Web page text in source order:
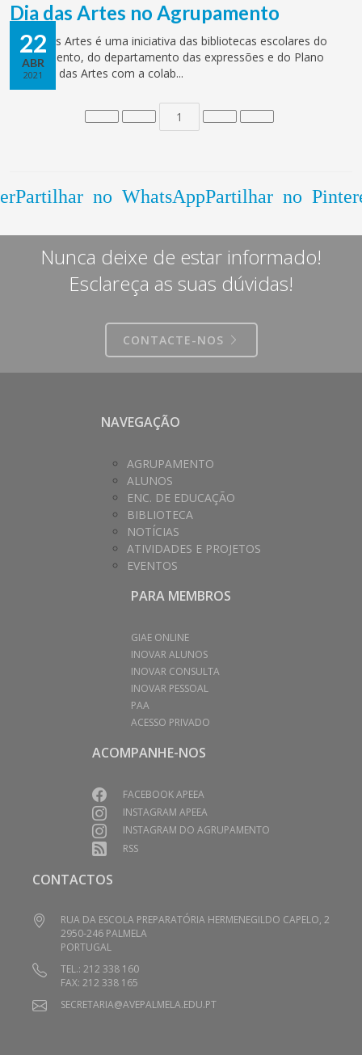
22
ABR
2021
Dia das Artes no Agrupamento
O Dia das Artes é uma iniciativa das bibliotecas escolares do
agrupamento, do departamento das expressões e do Plano
Nacional das Artes com a colab...
1
Partilhar no WhatsAppPartilhar no
Nunca deixe de estar informado!
Esclareça as suas dúvidas!
CONTACTE-NOS
NAVEGAÇÃO
AGRUPAMENTO
ALUNOS
ENC. DE EDUCAÇÃO
BIBLIOTECA
NOTÍCIAS
ATIVIDADES E PROJETOS
EVENTOS
PARA MEMBROS
GIAE ONLINE
INOVAR ALUNOS
INOVAR CONSULTA
INOVAR PESSOAL
PAA
ACESSO PRIVADO
ACOMPANHE-NOS
FACEBOOK APEEA
INSTAGRAM APEEA
INSTAGRAM DO AGRUPAMENTO
RSS
CONTACTOS
RUA DA ESCOLA PREPARATÓRIA HERMENEGILDO CAPELO, 2
2950-246 PALMELA
PORTUGAL
TEL.: 212 338 160
FAX: 212 338 165
SECRETARIA@AVEPALMELA.EDU.PT